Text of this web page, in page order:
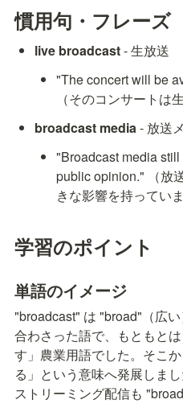
慣用句・フレーズ
live broadcast - 生放送
"The concert will be
（そのコンサートは
broadcast media - 放送
"Broadcast media
public opinion." （放
きな影響を持っていま
学習のポイント
単語のイメージ
"broadcast" は "broad"（広
合わさった語で、もともと
す」農業用語でした。そこ
る」という意味へ発展しま
ストリーミング配信も